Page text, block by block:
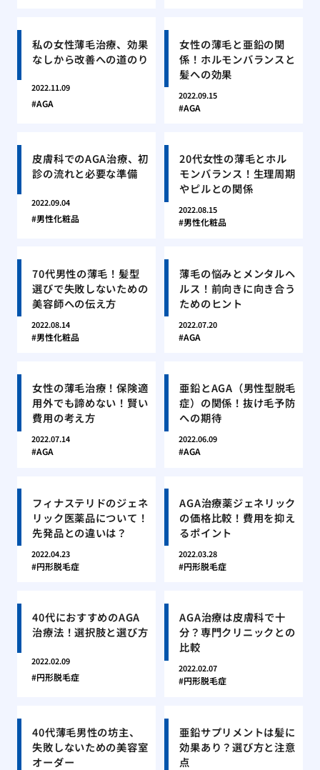
私の女性薄毛治療、効果
なしから改善への道のり
2022.11.09
AGA
女性の薄毛と亜鉛の関
係！ホルモンバランスと
髪への効果
2022.09.15
AGA
皮膚科でのAGA治療、初
診の流れと必要な準備
2022.09.04
男性化粧品
20代女性の薄毛とホル
モンバランス！生理周期
やピルとの関係
2022.08.15
男性化粧品
70代男性の薄毛！髪型
選びで失敗しないための
美容師への伝え方
2022.08.14
男性化粧品
薄毛の悩みとメンタルヘ
ルス！前向きに向き合う
ためのヒント
2022.07.20
AGA
女性の薄毛治療！保険適
用外でも諦めない！賢い
費用の考え方
2022.07.14
AGA
亜鉛とAGA（男性型脱毛
症）の関係！抜け毛予防
への期待
2022.06.09
AGA
フィナステリドのジェネ
リック医薬品について！
先発品との違いは？
2022.04.23
円形脱毛症
AGA治療薬ジェネリック
の価格比較！費用を抑え
るポイント
2022.03.28
円形脱毛症
40代におすすめのAGA
治療法！選択肢と選び方
2022.02.09
円形脱毛症
AGA治療は皮膚科で十
分？専門クリニックとの
比較
2022.02.07
円形脱毛症
40代薄毛男性の坊主、
失敗しないための美容室
オーダー
亜鉛サプリメントは髪に
効果あり？選び方と注意
点